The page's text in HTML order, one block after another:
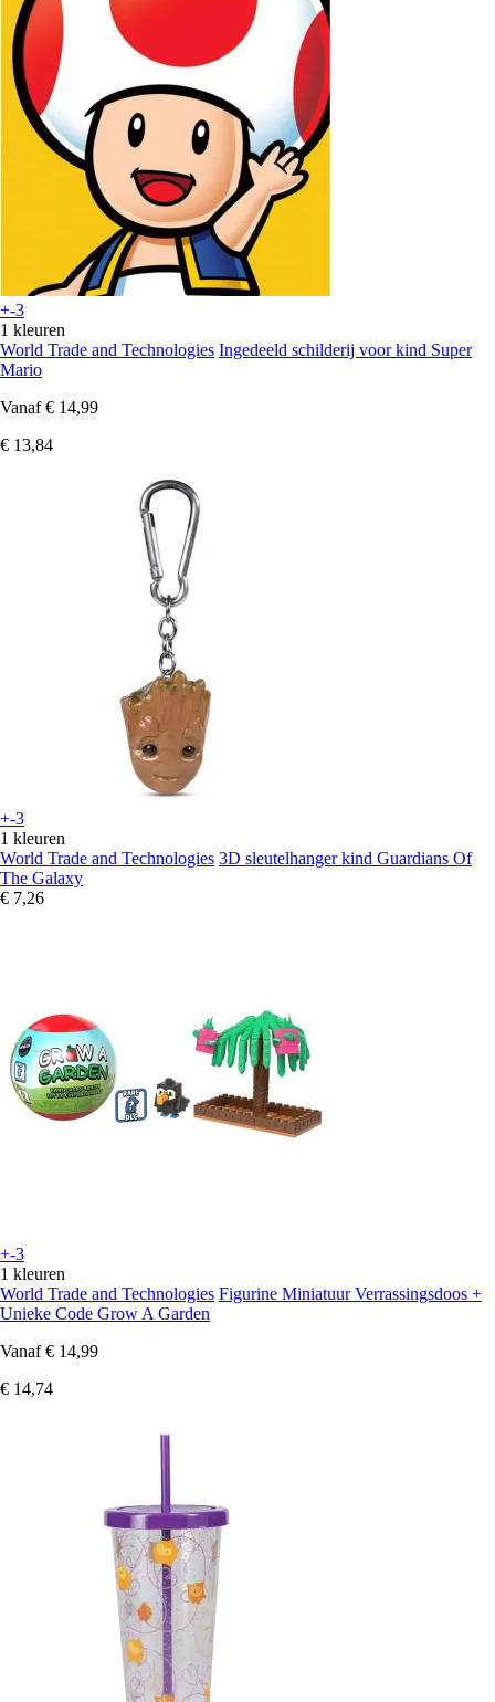
+-3
1 kleuren
World Trade and Technologies Ingedeeld schilderij voor kind Super
Mario
Vanaf € 14,99
€ 13,84
+-3
1 kleuren
World Trade and Technologies 3D sleutelhanger kind Guardians Of
The Galaxy
€ 7,26
+-3
1 kleuren
World Trade and Technologies Figurine Miniatuur Verrassingsdoos +
Unieke Code Grow A Garden
Vanaf € 14,99
€ 14,74